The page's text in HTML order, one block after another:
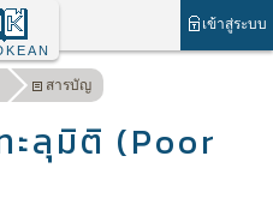
เข้าสู่ระบบ
สารบัญ
ะลุมิติ (Poor